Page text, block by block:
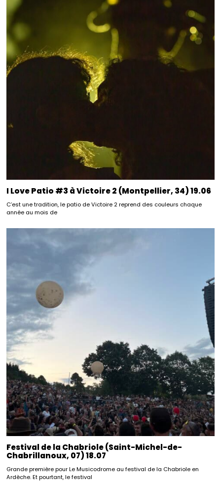
I Love Patio #3 à Victoire 2 (Montpellier, 34) 19.06
C’est une tradition, le patio de Victoire 2 reprend des couleurs chaque
année au mois de
Festival de la Chabriole (Saint-Michel-de-
Chabrillanoux, 07) 18.07
Grande première pour Le Musicodrome au festival de la Chabriole en
Ardèche. Et pourtant, le festival